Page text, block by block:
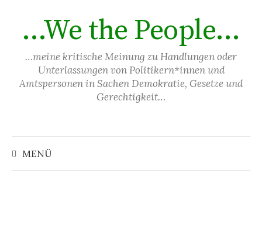
Inhalt
…We the People…
…meine kritische Meinung zu Handlungen oder
Unterlassungen von Politikern*innen und
Amtspersonen in Sachen Demokratie, Gesetze und
Gerechtigkeit…
MENÜ
Suchen